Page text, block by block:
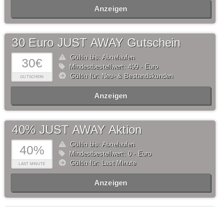
Anzeigen
30€
GUTSCHEIN
30 Euro JUST AWAY Gutschein
Gültig bis: Abgelaufen
Mindestbestellwert: 499,- Euro
Gültig für: Neu- & Bestandskunden
Anzeigen
40%
LAST MINUTE
40% JUST AWAY Aktion
Gültig bis: Abgelaufen
Mindestbestellwert: 0,- Euro
Gültig für: Last Minute
Anzeigen